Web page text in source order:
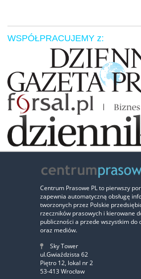
WSPÓŁPRACUJEMY z:
Zaufali nam:
Centrum Prasowe PL to pierwszy
zapewnia automatyczną obsługę
tworzonych przez Polskie
rzeczników prasowych i kierowane
publiczności a przede wszystkim do
oraz mediów.
Sky Tower
ul.Gwiaździsta 62
Piętro 12, lokal nr 2
53-413 Wrocław